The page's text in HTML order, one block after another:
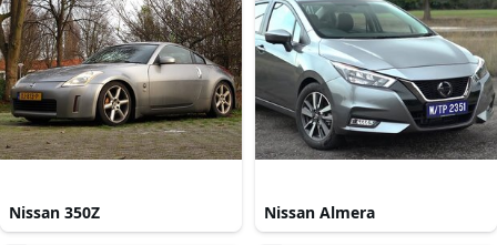
Nissan 350Z Nissan Almera